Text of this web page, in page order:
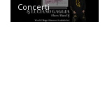
Concerti